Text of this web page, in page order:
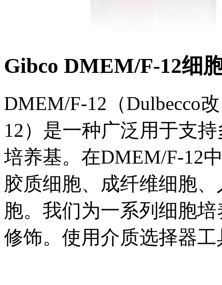
Gibco DMEM/F-12细
DMEM/F-12（Dulbecco
12）是一种广泛用于支
培养基。在DMEM/F-12
胶质细胞、成纤维细胞
胞。我们为一系列细胞
修饰。使用介质选择器